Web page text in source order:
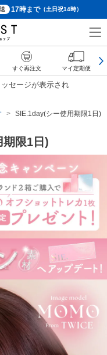
17時まで（土日祝14時）
セージが表示され
SIE.1day(シー使用期限1日)
限1日)
すぐ再注文 マイ定期便